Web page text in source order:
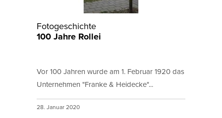
Fotogeschichte
100 Jahre Rollei
Vor 100 Jahren wurde am 1. Februar 1920 das
Unternehmen "Franke & Heidecke"...
28. Januar 2020